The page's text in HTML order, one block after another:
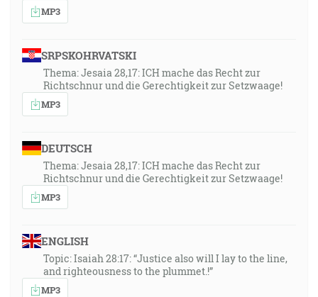
MP3
SRPSKOHRVATSKI
Thema: Jesaia 28,17: ICH mache das Recht zur
Richtschnur und die Gerechtigkeit zur Setzwaage!
MP3
DEUTSCH
Thema: Jesaia 28,17: ICH mache das Recht zur
Richtschnur und die Gerechtigkeit zur Setzwaage!
MP3
ENGLISH
Topic: Isaiah 28:17: “Justice also will I lay to the line,
and righteousness to the plummet.!”
MP3